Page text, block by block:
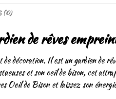
(0)
de rêves
décoration. Il est un gardien de
et son oeil de bison, cet
Oeil de Bison et laissez son